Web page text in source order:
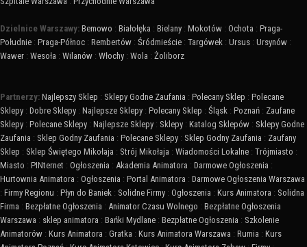
Dzielnice Warszawy: Bemowo : Białołęka : Bielany : Mokotów : Ochota : Praga-
Południe : Praga-Północ : Rembertów : Śródmieście : Targówek : Ursus : Ursynów :
Wawer : Wesoła : Wilanów : Włochy : Wola : Żoliborz
Partnerzy: Najlepszy Sklep : Sklepy Godne Zaufania : Polecany Sklep : Polecane
Sklepy : Dobre Sklepy : Najlepsze Sklepy : Polecany Sklep : Śląsk : Poznań : Zaufane
Sklepy : Polecane Sklepy : Najlepsze Sklepy : Sklepy : Katalog Sklepów : Sklepy Godne
Zaufania : Sklep Godny Zaufania : Polecane Sklepy : Sklep Godny Zaufania : Zaufany
Sklep : Sklep Świętego Mikołaja : Strój Mikołaja : Wiadomości Lokalne : Trójmiasto :
Miasto : PINternet : Ogłoszenia : Akademia Animatora : Darmowe Ogłoszenia :
Hurtownia Animatora : Ogłoszenia : Portal Animatora : Darmowe Ogłoszenia Warszawa
: Firmy Regionu : Płyn do Baniek : Solidne Firmy : Ogłoszenia : Kurs Animatora : Solidna
Firma : Bezpłatne Ogłoszenia : Animator Czasu Wolnego : Bezpłatne Ogłoszenia
Warszawa : sklep animatora : Bańki Mydlane : Bezpłatne Ogłoszenia : Szkolenie
Animatorów : Kurs Animatora : Gratka : Kurs Animatora Warszawa : Rumia : Kurs